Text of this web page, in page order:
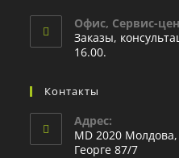
Офис, Сервис-
Заказы,
16.00.
Контакты
Адрес:
MD 2020
Георге 87/7